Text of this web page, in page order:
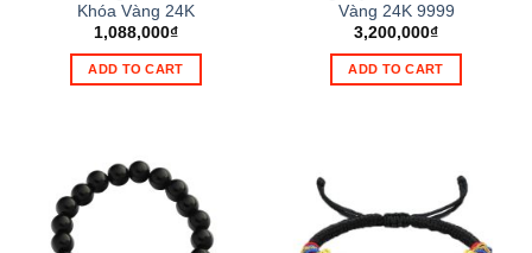
Khóa Vàng 24K
1,088,000₫
ADD TO CART
Vàng 24K 9999
3,200,000₫
ADD TO CART